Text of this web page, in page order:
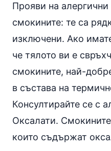
Прояви на
смокините: те са
изключени. Ако
че тялото ви е
смокините, най-
в състава на
Консултирайте се с
Оксалати.
които съдържат